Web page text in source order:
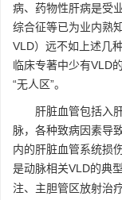
病、药物性肝病是受
综合征等已为业内熟
VLD）远不如上述几
临床专著中少有VLD
“无人区”。
肝脏血管包括入
脉，各种致病因素导
内的肝脏血管系统损
是动脉相关VLD的典
注、主胆管区放射治